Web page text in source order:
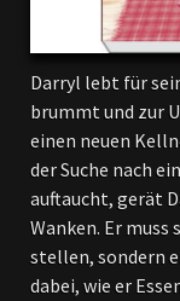
Darryl lebt für
brummt und zur
einen neuen
der Suche nach
auftaucht, gerät
Wanken. Er
stellen, sondern
dabei, wie er